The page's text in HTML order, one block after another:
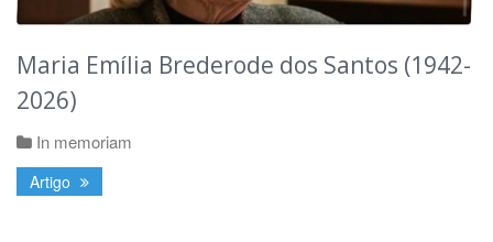
Maria Emília Brederode dos Santos (1942-
2026)
In memoriam
Artigo